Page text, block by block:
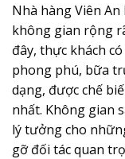
Nhà hàng Viên
không gian rộng
đây, thực khách
phong phú, bữa
dạng, được chế
nhất. Không gian
lý tưởng cho
gỡ đối tác quan